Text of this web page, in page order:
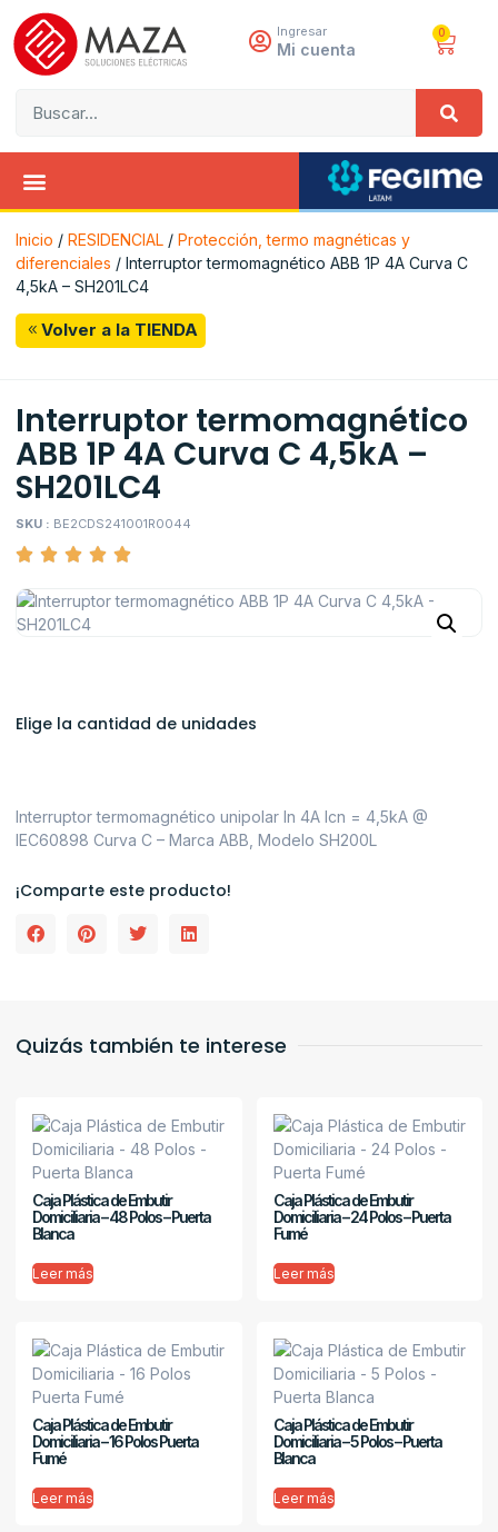
Ingresar
Mi cuenta
0
Inicio / RESIDENCIAL / Protección, termo magnéticas y
diferenciales / Interruptor termomagnético ABB 1P 4A Curva C
4,5kA – SH201LC4
Volver a la TIENDA
Interruptor termomagnético
ABB 1P 4A Curva C 4,5kA –
SH201LC4
SKU : BE2CDS241001R0044
Elige la cantidad de unidades
Interruptor termomagnético unipolar In 4A Icn = 4,5kA @
IEC60898 Curva C – Marca ABB, Modelo SH200L
¡Comparte este producto!
Quizás también te interese
Caja Plástica de Embutir
Domiciliaria – 48 Polos – Puerta
Blanca
Leer más
Caja Plástica de Embutir
Domiciliaria – 24 Polos – Puerta
Fumé
Leer más
Caja Plástica de Embutir
Domiciliaria – 16 Polos Puerta
Fumé
Leer más
Caja Plástica de Embutir
Domiciliaria – 5 Polos – Puerta
Blanca
Leer más